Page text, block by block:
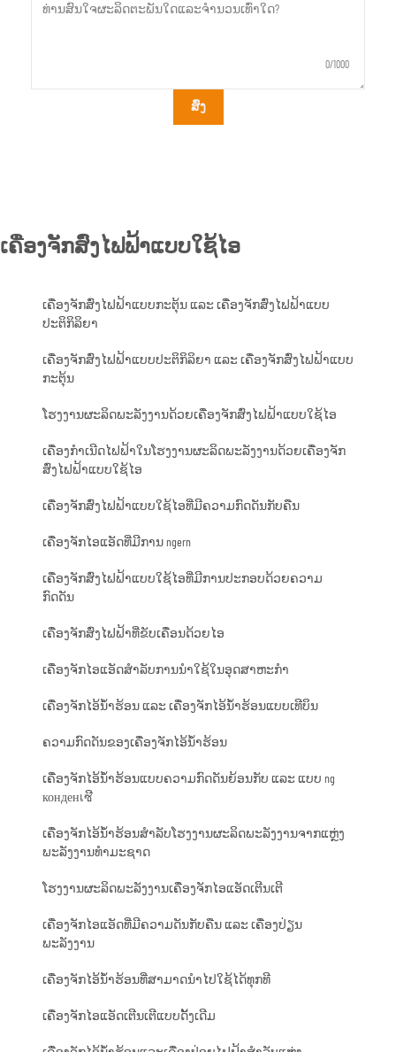
0/1000
ສົ່ງ
ເຄື່ອງຈັກສົ່ງໄຟຟ້າແບບໃຊ້ໄອ
ເຄື່ອງຈັກສົ່ງໄຟຟ້າແບບກະຕຸ້ນ ແລະ ເຄື່ອງຈັກສົ່ງໄຟຟ້າແບບ
ປະຕິກິລິຍາ
ເຄື່ອງຈັກສົ່ງໄຟຟ້າແບບປະຕິກິລິຍາ ແລະ ເຄື່ອງຈັກສົ່ງໄຟຟ້າແບບ
ກະຕຸ້ນ
ໂຮງງານຜະລິດພະລັງງານດ້ວຍເຄື່ອງຈັກສົ່ງໄຟຟ້າແບບໃຊ້ໄອ
ເຄື່ອງກຳເນີດໄຟຟ້າໃນໂຮງງານຜະລິດພະລັງງານດ້ວຍເຄື່ອງຈັກ
ສົ່ງໄຟຟ້າແບບໃຊ້ໄອ
ເຄື່ອງຈັກສົ່ງໄຟຟ້າແບບໃຊ້ໄອທີ່ມີຄວາມກົດດັນກັບຄືນ
ເຄື່ອງຈັກໄອແອັດທີ່ມີການ ngern
ເຄື່ອງຈັກສົ່ງໄຟຟ້າແບບໃຊ້ໄອທີ່ມີການປະກອບດ້ວຍຄວາມ
ກົດດັນ
ເຄື່ອງຈັກສົ່ງໄຟຟ້າທີ່ຂັບເຄື່ອນດ້ວຍໄອ
ເຄື່ອງຈັກໄອແອັດສຳລັບການນຳໃຊ້ໃນອຸດສາຫະກຳ
ເຄື່ອງຈັກໄອ້ນ້ຳຮ້ອນ ແລະ ເຄື່ອງຈັກໄອ້ນ້ຳຮ້ອນແບບເທີບິນ
ຄວາມກົດດັນຂອງເຄື່ອງຈັກໄອ້ນ້ຳຮ້ອນ
ເຄື່ອງຈັກໄອ້ນ້ຳຮ້ອນແບບຄວາມກົດດັນຍ້ອນກັບ ແລະ ແບບ ng
конденเซີ
ເຄື່ອງຈັກໄອ້ນ້ຳຮ້ອນສຳລັບໂຮງງານຜະລິດພະລັງງານຈາກແຫຼ່ງ
ພະລັງງານທຳມະຊາດ
ໂຮງງານຜະລິດພະລັງງານເຄື່ອງຈັກໄອແອັດເຕີນເຕີ
ເຄື່ອງຈັກໄອແອັດທີ່ມີຄວາມດັນກັບຄືນ ແລະ ເຄື່ອງປ່ຽນ
ພະລັງງານ
ເຄື່ອງຈັກໄອ້ນ້ຳຮ້ອນທີ່ສາມາດນຳໄປໃຊ້ໄດ້ທຸກທີ
ເຄື່ອງຈັກໄອແອັດເຕີນເຕີແບບດັ້ງເດີມ